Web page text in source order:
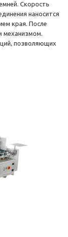
Скорость
наносится
края. После
механизмом.
позволяющих